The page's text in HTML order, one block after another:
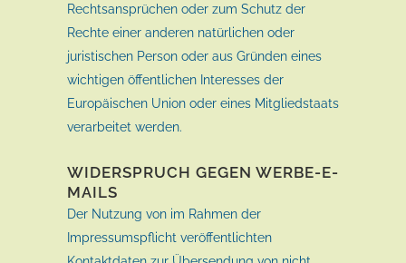
Rechtsansprüchen oder zum Schutz der
Rechte einer anderen natürlichen oder
juristischen Person oder aus Gründen eines
wichtigen öffentlichen Interesses der
Europäischen Union oder eines Mitgliedstaats
verarbeitet werden.
WIDERSPRUCH GEGEN WERBE-E-
MAILS
Der Nutzung von im Rahmen der
Impressumspflicht veröffentlichten